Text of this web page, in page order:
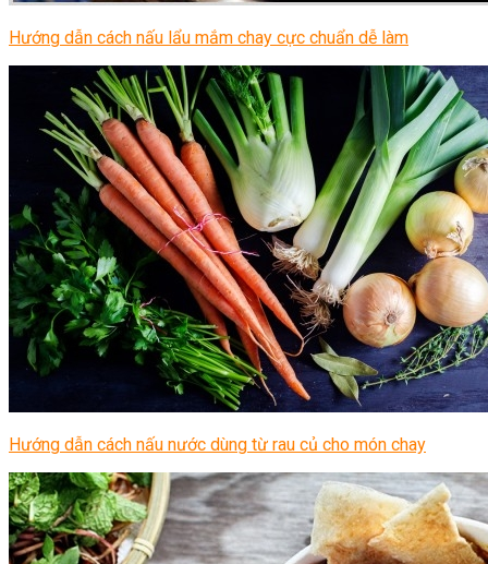
Hướng dẫn cách nấu lẩu mắm chay cực chuẩn dễ làm
Hướng dẫn cách nấu nước dùng từ rau củ cho món chay